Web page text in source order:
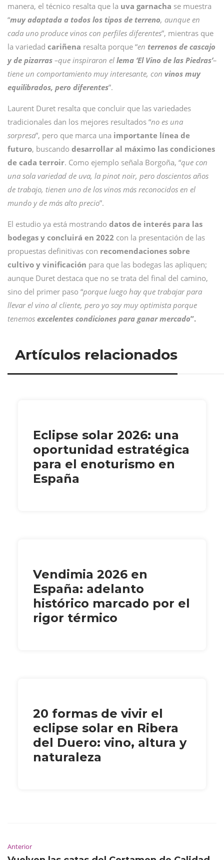
manera, el técnico resalta que la uva garnacha se muestra
“muy adaptada a todos los tipos de terreno, aunque en
cada uno produce vinos con perfiles diferentes”, mientras que
la variedad cariñena resalta porque “en terrenos de cascajo
y de pizarras –que inspiraron el lema ‘El Vino de las Piedras’–
tiene un comportamiento muy interesante, con vinos muy
equilibrados, pero diferentes”.
Laurent Duret resalta que concluir que las variedades
tradicionales dan los mejores resultados “no es una
sorpresa”, pero que marca una importante línea de
futuro, buscando desarrollar al máximo las condiciones
de cada terroir. Como ejemplo señala Borgoña, “que con
una sola variedad de uva, la pinot noir, pero doscientos años
de trabajo, tienen uno de los vinos más reconocidos en el
mundo y de más alto precio”.
El estudio ya está mostrando datos de interés para las
bodegas y concluirá en 2022 con la presentación de las
propuestas definitivas con recomendaciones sobre
cultivo y vinificación para que las bodegas las apliquen;
aunque Duret destaca que no se trata del final del camino,
sino del primer paso “porque luego hay que trabajar para
llevar el vino al cliente, pero yo soy muy optimista porque
tenemos excelentes condiciones para ganar mercado”.
Artículos relacionados
Eclipse solar 2026: una
oportunidad estratégica
para el enoturismo en
España
Vendimia 2026 en
España: adelanto
histórico marcado por el
rigor térmico
20 formas de vivir el
eclipse solar en Ribera
del Duero: vino, altura y
naturaleza
Anterior